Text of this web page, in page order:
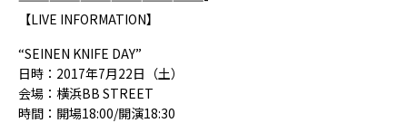
【LIVE INFORMATION】
“SEINEN KNIFE DAY”
日時：2017年7月22日（土）
会場：横浜BB STREET
時間：開場18:00/開演18:30